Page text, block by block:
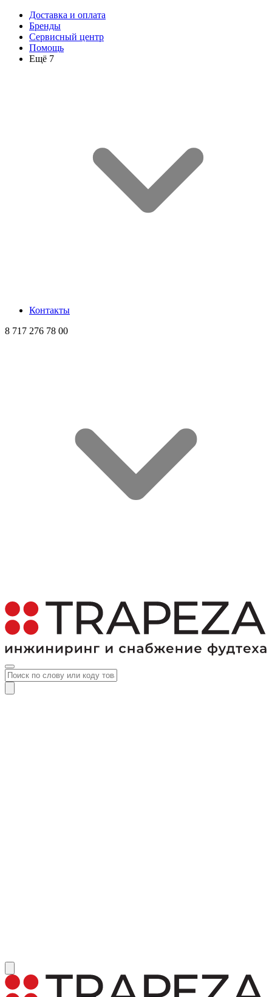
Доставка и оплата
Бренды
Сервисный центр
Помощь
Ещё 7
Контакты
8 717 276 78 00